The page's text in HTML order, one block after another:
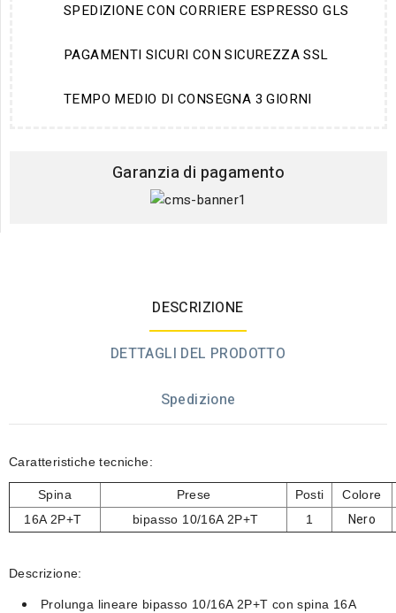
SPEDIZIONE CON CORRIERE ESPRESSO GLS
PAGAMENTI SICURI CON SICUREZZA SSL
TEMPO MEDIO DI CONSEGNA 3 GIORNI
Garanzia di pagamento
DESCRIZIONE
DETTAGLI DEL PRODOTTO
Spedizione
Caratteristiche tecniche:
Spina Prese Posti
Colore
16A 2P+T
bipasso 10/16A 2P+T 1 Nero
Descrizione:
Prolunga lineare bipasso 10/16A 2P+T con spina 16A